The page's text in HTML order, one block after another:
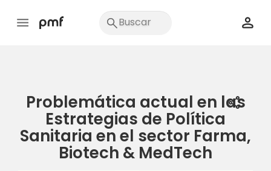
Problemática actual en las
Estrategias de Política
Sanitaria en el sector Farma,
Biotech & MedTech
share